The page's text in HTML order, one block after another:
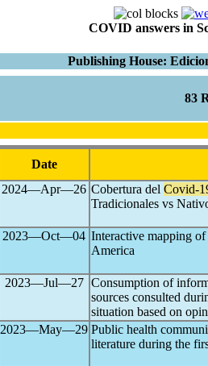
COVID answers in
Publishing House:
83
Date
2024―Apr―26 Cobertura del Covid-
Tradicionales vs
2023―Oct―04 Interactive mapping of
America
2023―Jul―27 Consumption of
sources consulted
situation based on
2023―May―29 Public health
literature during the